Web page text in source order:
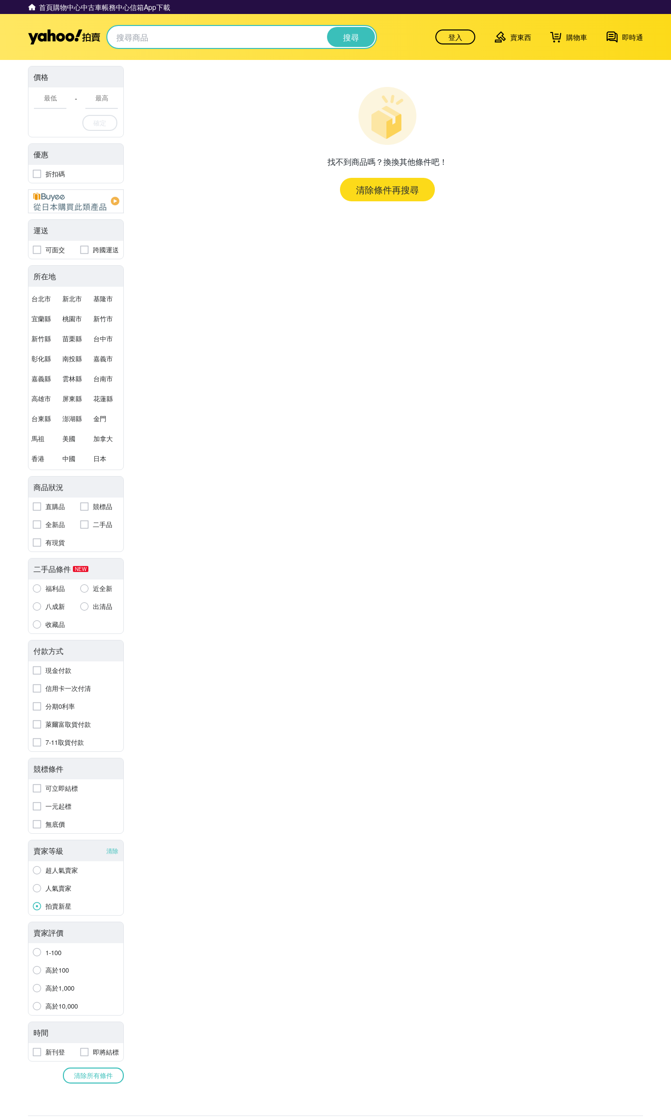
首頁購物中心中古車帳務中心信箱App下載
Yahoo拍賣 搜尋 登入 賣東西 購物車 即時通
價格
-
確定
優惠
折扣碼
運送
可面交 跨國運送
所在地
台北市 新北市 基隆市
宜蘭縣 桃園市 新竹市
新竹縣 苗栗縣 台中市
彰化縣 南投縣 嘉義市
嘉義縣 雲林縣 台南市
高雄市 屏東縣 花蓮縣
台東縣 澎湖縣 金門
馬祖 美國 加拿大
香港 中國 日本
商品狀況
直購品
競標品
全新品
二手品
有現貨
二手品條件 NEW
福利品
近全新
八成新
出清品
收藏品
付款方式
現金付款
信用卡一次付清
分期0利率
萊爾富取貨付款
7-11取貨付款
競標條件
可立即結標
一元起標
無底價
賣家等級 清除
超人氣賣家
人氣賣家
拍賣新星
賣家評價
1-100
高於100
高於1,000
高於10,000
時間
新刊登 即將結標
清除所有條件
找不到商品嗎？換換其他條件吧！
清除條件再搜尋